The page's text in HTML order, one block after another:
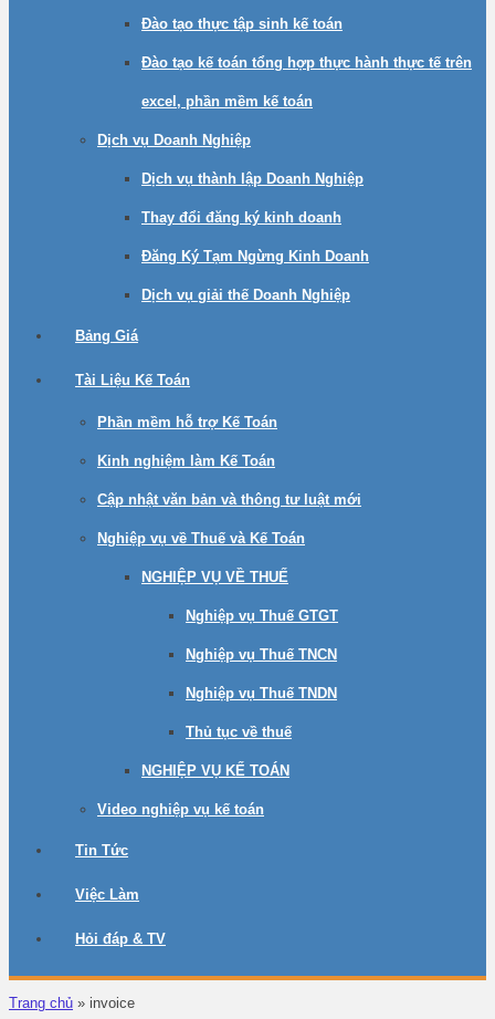
Đào tạo thực tập sinh kế toán
Đào tạo kế toán tổng hợp thực hành thực tế trên
excel, phần mềm kế toán
Dịch vụ Doanh Nghiệp
Dịch vụ thành lập Doanh Nghiệp
Thay đổi đăng ký kinh doanh
Đăng Ký Tạm Ngừng Kinh Doanh
Dịch vụ giải thế Doanh Nghiệp
Bảng Giá
Tài Liệu Kế Toán
Phần mềm hỗ trợ Kế Toán
Kinh nghiệm làm Kế Toán
Cập nhật văn bản và thông tư luật mới
Nghiệp vụ về Thuế và Kế Toán
NGHIỆP VỤ VỀ THUẾ
Nghiệp vụ Thuế GTGT
Nghiệp vụ Thuế TNCN
Nghiệp vụ Thuế TNDN
Thủ tục về thuế
NGHIỆP VỤ KẾ TOÁN
Video nghiệp vụ kế toán
Tin Tức
Việc Làm
Hỏi đáp & TV
Trang chủ » invoice